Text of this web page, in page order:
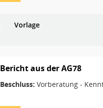
Vorlage
Bericht aus der AG78
Beschluss: Vorberatung -